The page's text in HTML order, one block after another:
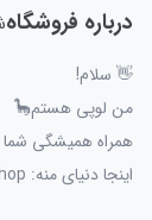
درباره فروشگاه
👋 سلام!
من لوپی هستم🦕
همراه همیشگی
اینجا دنیای منه: Mbook.Shop 📚